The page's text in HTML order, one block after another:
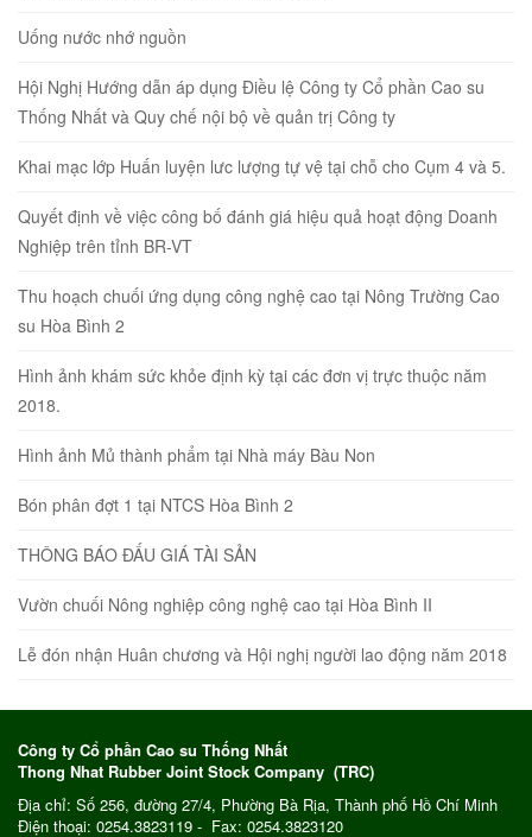
Uống nước nhớ nguồn
Hội Nghị Hướng dẫn áp dụng Điều lệ Công ty Cổ phần Cao su
Thống Nhất và Quy chế nội bộ về quản trị Công ty
Khai mạc lớp Huấn luyện lưc lượng tự vệ tại chỗ cho Cụm 4 và 5.
Quyết định về việc công bố đánh giá hiệu quả hoạt động Doanh
Nghiệp trên tỉnh BR-VT
Thu hoạch chuối ứng dụng công nghệ cao tại Nông Trường Cao
su Hòa Bình 2
Hình ảnh khám sức khỏe định kỳ tại các đơn vị trực thuộc năm
2018.
Hình ảnh Mủ thành phẩm tại Nhà máy Bàu Non
Bón phân đợt 1 tại NTCS Hòa Bình 2
THÔNG BÁO ĐẤU GIÁ TÀI SẢN
Vườn chuối Nông nghiệp công nghệ cao tại Hòa Bình II
Lễ đón nhận Huân chương và Hội nghị người lao động năm 2018
Công ty Cổ phần Cao su Thống Nhất
Thong Nhat Rubber Joint Stock Company (TRC)
Địa chỉ: Số 256, đường 27/4, Phường Bà Rịa, Thành phố Hồ Chí Minh
Điện thoại: 0254.3823119 - Fax: 0254.3823120